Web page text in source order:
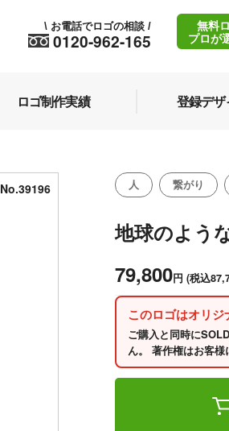
0120-962-165
\ お電話でロゴの相談 /
無料
プロが
ロゴ制作実績 登録デ
No.39196 人 繋がり
地球のよう
79,800円 (税込
このロゴはオリジ
ご購入と同時に
ん。 著作権はお客様